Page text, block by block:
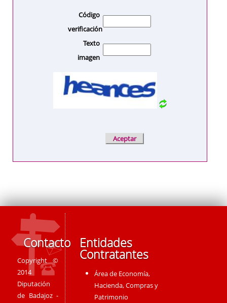
Código
verificación
Texto
imagen
Contacto
Copyright ©
2014
Diputación
de Badajoz -
Entidades
Contratantes
Área de Economía,
Hacienda, Compras y
Patrimonio